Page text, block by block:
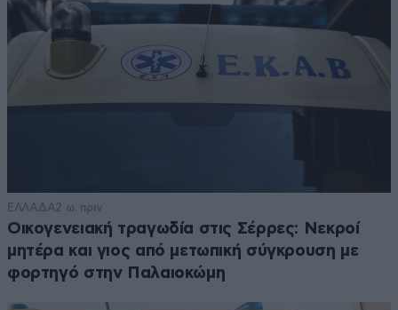
ΕΛΛΑΔΑ2 ω. πριν
Οικογενειακή τραγωδία στις Σέρρες: Νεκροί
μητέρα και γιος από μετωπική σύγκρουση με
φορτηγό στην Παλαιοκώμη